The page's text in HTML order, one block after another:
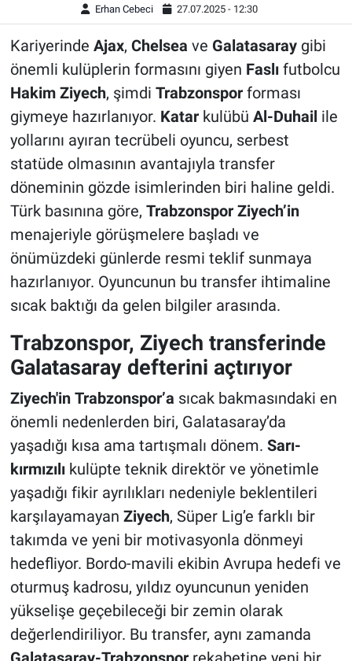
Erhan Cebeci 27.07.2025 - 12:30
Kariyerinde Ajax, Chelsea ve Galatasaraygibi
önemli kulüplerin formasını giyen Faslıfutbolcu
Hakim Ziyech, şimdi Trabzonsporforması
giymeye hazırlanıyor. Katarkulübü Al-Duhail ile
yollarını ayıran tecrübeli oyuncu, serbest
statüde olmasının avantajıyla transfer
döneminin gözde isimlerinden biri haline geldi.
Türk basınına göre, Trabzonspor Ziyech’in
menajeriyle görüşmelere başladı ve
önümüzdeki günlerde resmi teklif sunmaya
hazırlanıyor. Oyuncunun bu transfer ihtimaline
sıcak baktığı da gelen bilgiler arasında.
Trabzonspor, Ziyech transferinde
Galatasaray defterini açtırıyor
Ziyech'in Trabzonspor’a sıcak bakmasındaki en
önemli nedenlerden biri, Galatasaray’da
yaşadığı kısa ama tartışmalı dönem. Sarı-
kırmızılı kulüpte teknik direktör ve yönetimle
yaşadığı fikir ayrılıkları nedeniyle beklentileri
karşılayamayan Ziyech, Süper Lig’e farklı bir
takımda ve yeni bir motivasyonla dönmeyi
hedefliyor. Bordo-mavili ekibin Avrupa hedefi ve
oturmuş kadrosu, yıldız oyuncunun yeniden
yükselişe geçebileceği bir zemin olarak
değerlendiriliyor. Bu transfer, aynı zamanda